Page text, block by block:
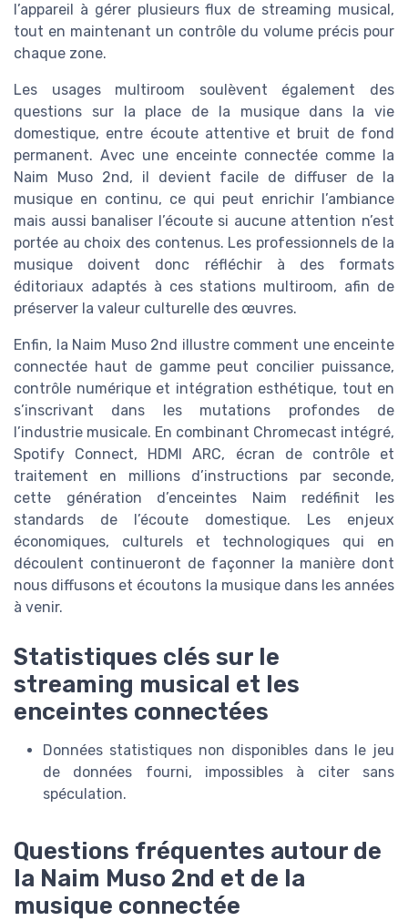
l’appareil à gérer plusieurs flux de streaming musical,
tout en maintenant un contrôle du volume précis pour
chaque zone.
Les usages multiroom soulèvent également des
questions sur la place de la musique dans la vie
domestique, entre écoute attentive et bruit de fond
permanent. Avec une enceinte connectée comme la
Naim Muso 2nd, il devient facile de diffuser de la
musique en continu, ce qui peut enrichir l’ambiance
mais aussi banaliser l’écoute si aucune attention n’est
portée au choix des contenus. Les professionnels de la
musique doivent donc réfléchir à des formats
éditoriaux adaptés à ces stations multiroom, afin de
préserver la valeur culturelle des œuvres.
Enfin, la Naim Muso 2nd illustre comment une enceinte
connectée haut de gamme peut concilier puissance,
contrôle numérique et intégration esthétique, tout en
s’inscrivant dans les mutations profondes de
l’industrie musicale. En combinant Chromecast intégré,
Spotify Connect, HDMI ARC, écran de contrôle et
traitement en millions d’instructions par seconde,
cette génération d’enceintes Naim redéfinit les
standards de l’écoute domestique. Les enjeux
économiques, culturels et technologiques qui en
découlent continueront de façonner la manière dont
nous diffusons et écoutons la musique dans les années
à venir.
Statistiques clés sur le
streaming musical et les
enceintes connectées
Données statistiques non disponibles dans le jeu
de données fourni, impossibles à citer sans
spéculation.
Questions fréquentes autour de
la Naim Muso 2nd et de la
musique connectée